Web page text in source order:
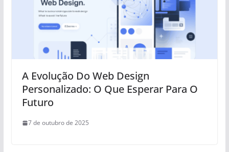
A Evolução Do Web Design
Personalizado: O Que Esperar Para O
Futuro
7 de outubro de 2025